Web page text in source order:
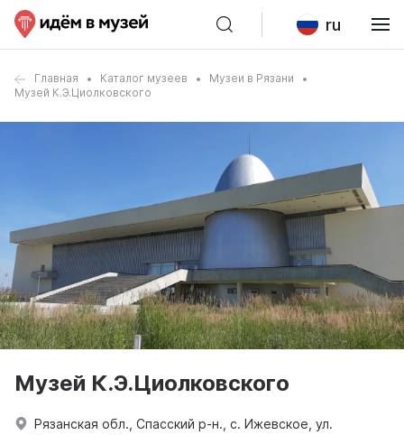
ru
Главная Каталог музеев
Музеи в Рязани
Музей К.Э.Циолковского
Музей К.Э.Циолковского
Рязанская обл., Спасский р-н., с. Ижевское, ул.